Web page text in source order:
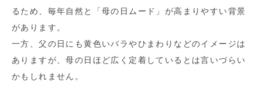
るため、毎年自然と「母の日ムード」が高まりやすい背景
があります。
一方、父の日にも黄色いバラやひまわりなどのイメージは
ありますが、母の日ほど広く定着しているとは言いづらい
かもしれません。